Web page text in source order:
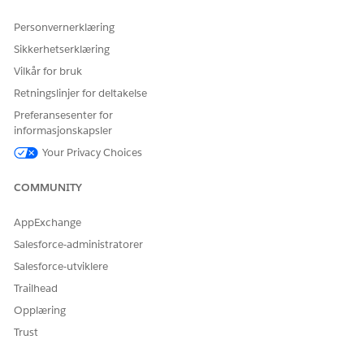
Start dataoversetteren ved å klikke på
Personvernerklæring
Sikkerhetserklæring
Vilkår for bruk
Retningslinjer for deltakelse
Preferansesenter for
informasjonskapsler
Your Privacy Choices
COMMUNITY
AppExchange
Salesforce-administratorer
Salesforce-utviklere
Trailhead
Opplæring
Trust